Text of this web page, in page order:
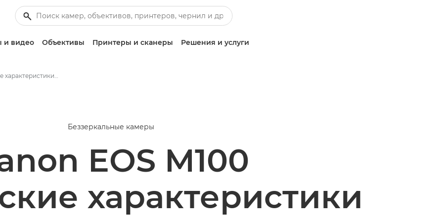
и видео Объективы Принтеры и сканеры Решения и услуги
Технические характеристики Canon EOS M100
Беззеркальные камеры
EOS M100
характеристики